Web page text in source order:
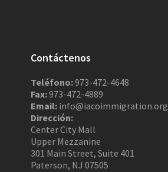
Contáctenos
Teléfono:973-472-4648
Fax:973-472-4889
Email: info@iacoimmigration.org
Dirección:
Center City Mall
Upper Mezzanine
301 Main Street, Suite 401
Paterson, NJ 07505